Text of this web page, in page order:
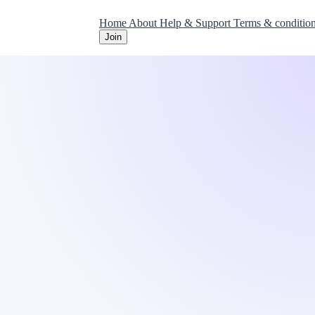
Home About Help & Support Terms &
Join